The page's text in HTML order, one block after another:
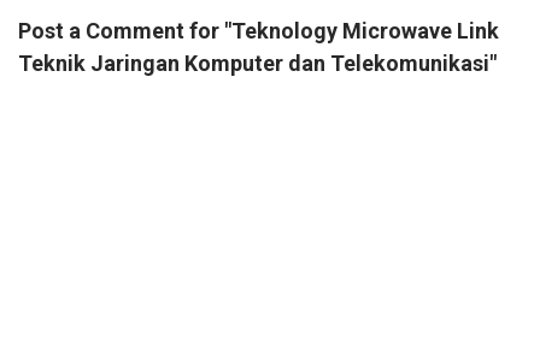
Post a Comment for "Teknology Microwave Link
Teknik Jaringan Komputer dan Telekomunikasi"